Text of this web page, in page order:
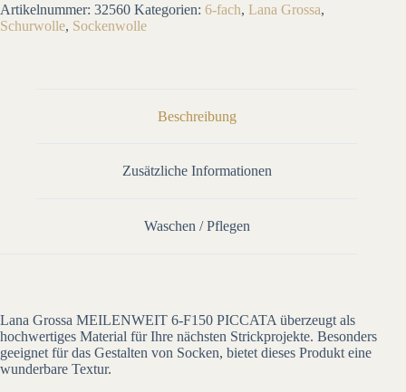
Artikelnummer: 32560 Kategorien: 6-fach, Lana Grossa,
Schurwolle, Sockenwolle
Beschreibung
Zusätzliche Informationen
Waschen / Pflegen
Lana Grossa MEILENWEIT 6-F150 PICCATA überzeugt als
hochwertiges Material für Ihre nächsten Strickprojekte. Besonders
geeignet für das Gestalten von Socken, bietet dieses Produkt eine
wunderbare Textur.